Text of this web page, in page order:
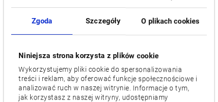
Zgoda Szczegóły O plikach cookies
Niniejsza strona korzysta z plików cookie
Wykorzystujemy pliki cookie do spersonalizowania
treści i reklam, aby oferować funkcje społecznościowe i
analizować ruch w naszej witrynie. Informacje o tym,
jak korzystasz z naszej witryny, udostępniamy
Maks.długość toczenia [mm]
Prędkość wrzeciona [min-1]
300
Liczba narzędzi